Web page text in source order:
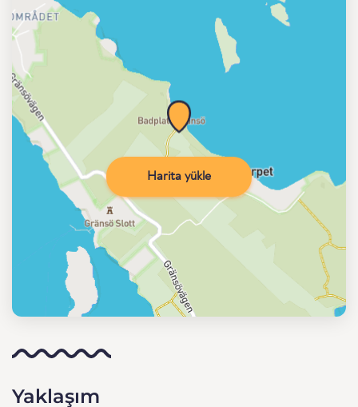
Harita yükle
Yaklaşım